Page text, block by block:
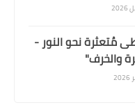
مُتعثرة نحو النور -
والخرف"